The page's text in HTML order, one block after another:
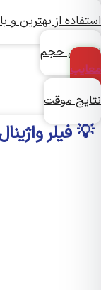
از بهترین و با
حجم
موقت
فیلر